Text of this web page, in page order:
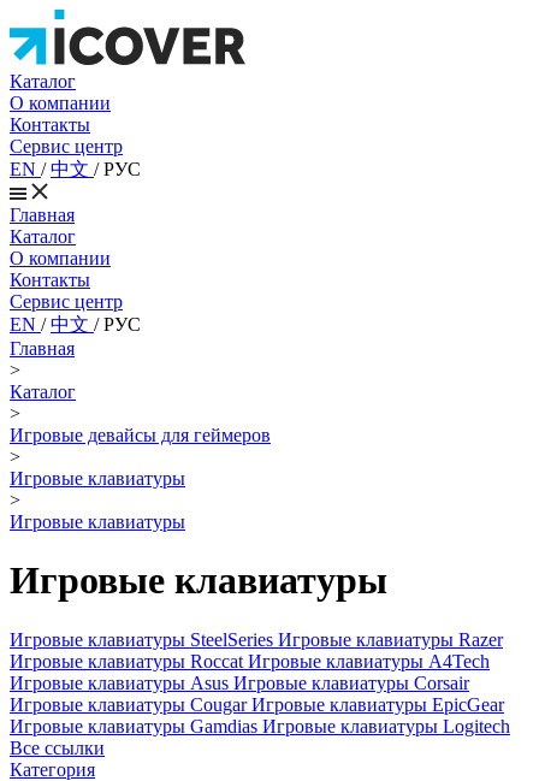
Каталог
О компании
Контакты
Сервис центр
EN /中文 /РУС
Главная
Каталог
О компании
Контакты
Сервис центр
EN /中文 /РУС
Главная
>
Каталог
>
Игровые девайсы для геймеров
>
Игровые клавиатуры
>
Игровые клавиатуры
Игровые клавиатуры
Игровые клавиатуры SteelSeries Игровые клавиатуры Razer
Игровые клавиатуры Roccat Игровые клавиатуры A4Tech
Игровые клавиатуры Asus Игровые клавиатуры Corsair
Игровые клавиатуры CougarИгровые клавиатуры EpicGear
Игровые клавиатуры Gamdias Игровые клавиатуры Logitech
Все ссылки
Категория